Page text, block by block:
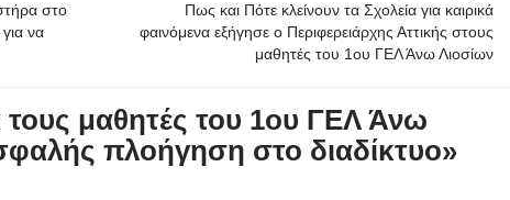
στο
να
Πως και Πότε κλείνουν τα Σχολεία για καιρικά
φαινόμενα εξήγησε ο Περιφερειάρχης Αττικής στους
μαθητές του 1ου ΓΕΛ Άνω Λιοσίων
τους μαθητές του 1ου ΓΕΛ Άνω
πλοήγηση στο διαδίκτυο»